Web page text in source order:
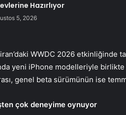
Hazırlıyor
5, 2026
WWDC 2026 etkinliğinde
yeni iPhone modelleriyle
genel beta sürümünün ise
çok deneyime oynuyor